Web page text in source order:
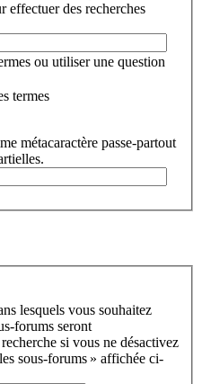
effectuer des recherches
ou utiliser une question
termes
métacaractère passe-partout
lesquels vous souhaitez
forums seront
si vous ne désactivez
sous-forums » affichée ci-